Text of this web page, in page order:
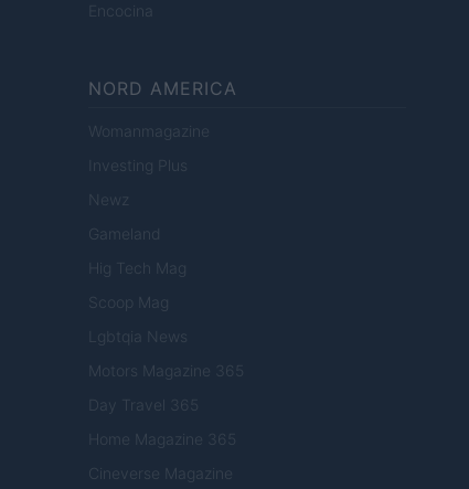
Encocina
NORD AMERICA
Womanmagazine
Investing Plus
Newz
Gameland
Hig Tech Mag
Scoop Mag
Lgbtqia News
Motors Magazine 365
Day Travel 365
Home Magazine 365
Cineverse Magazine